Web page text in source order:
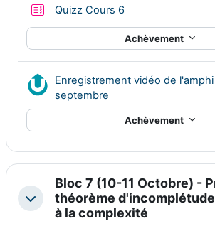
Quizz Cours 6Test
Achèvement
Enregistrement vidéo de
septembre
Achèvement
Replier
Bloc 7 (10-11 Octobre) -
théorème
à la complexité